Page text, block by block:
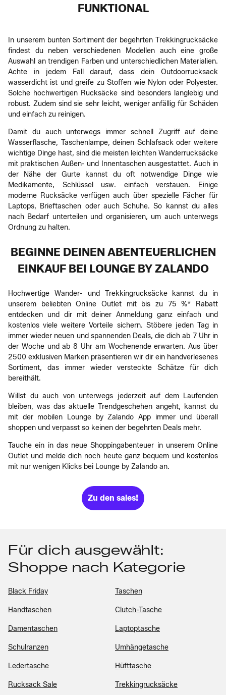
FUNKTIONAL
In unserem bunten Sortiment der begehrten Trekkingrucksäcke
findest du neben verschiedenen Modellen auch eine große
Auswahl an trendigen Farben und unterschiedlichen Materialien.
Achte in jedem Fall darauf, dass dein Outdoorrucksack
wasserdicht ist und greife zu Stoffen wie Nylon oder Polyester.
Solche hochwertigen Rucksäcke sind besonders langlebig und
robust. Zudem sind sie sehr leicht, weniger anfällig für Schäden
und einfach zu reinigen.
Damit du auch unterwegs immer schnell Zugriff auf deine
Wasserflasche, Taschenlampe, deinen Schlafsack oder weitere
wichtige Dinge hast, sind die meisten leichten Wanderrucksäcke
mit praktischen Außen- und Innentaschen ausgestattet. Auch in
der Nähe der Gurte kannst du oft notwendige Dinge wie
Medikamente, Schlüssel usw. einfach verstauen. Einige
moderne Rucksäcke verfügen auch über spezielle Fächer für
Laptops, Brieftaschen oder auch Schuhe. So kannst du alles
nach Bedarf unterteilen und organisieren, um auch unterwegs
Ordnung zu halten.
BEGINNE DEINEN ABENTEUERLICHEN
EINKAUF BEI LOUNGE BY ZALANDO
Hochwertige Wander- und Trekkingrucksäcke kannst du in
unserem beliebten Online Outlet mit bis zu 75 %* Rabatt
entdecken und dir mit deiner Anmeldung ganz einfach und
kostenlos viele weitere Vorteile sichern. Stöbere jeden Tag in
immer wieder neuen und spannenden Deals, die dich ab 7 Uhr in
der Woche und ab 8 Uhr am Wochenende erwarten. Aus über
2500 exklusiven Marken präsentieren wir dir ein handverlesenes
Sortiment, das immer wieder versteckte Schätze für dich
bereithält.
Willst du auch von unterwegs jederzeit auf dem Laufenden
bleiben, was das aktuelle Trendgeschehen angeht, kannst du
mit der mobilen Lounge by Zalando App immer und überall
shoppen und verpasst so keinen der begehrten Deals mehr.
Tauche ein in das neue Shoppingabenteuer in unserem Online
Outlet und melde dich noch heute ganz bequem und kostenlos
mit nur wenigen Klicks bei Lounge by Zalando an.
Zu den sales!
Für dich ausgewählt:
Shoppe nach Kategorie
Black Friday Taschen
Handtaschen Clutch-Tasche
Damentaschen Laptoptasche
Schulranzen Umhängetasche
Ledertasche Hüfttasche
Rucksack Sale Trekkingrucksäcke